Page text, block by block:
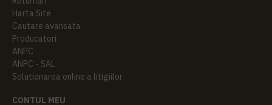
Harta Site
Cautare avansata
Producatori
ANPC
ANPC - SAL
Solutionarea online a litigiilor
CONTUL MEU